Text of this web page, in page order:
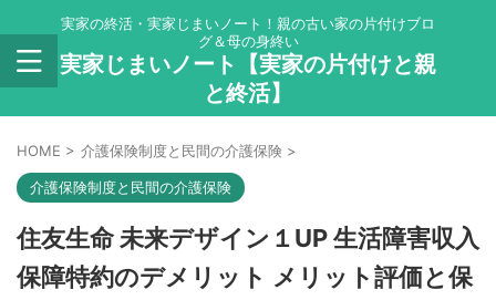
実家の終活・実家じまいノート！親の古い家の片付けブロ
グ＆母の身終い
実家じまいノート【実家の片付けと親
と終活】
HOME > 介護保険制度と民間の介護保険 >
介護保険制度と民間の介護保険
住友生命 未来デザイン１UP 生活障害収入
保障特約のデメリット メリット評価と保